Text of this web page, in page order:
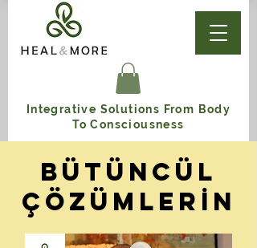
Integrative Solutions From Body
To Consciousness
BÜTÜNCÜL
ÇÖZÜMLERİN